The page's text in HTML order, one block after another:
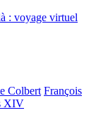
: voyage virtuel
Colbert François
XIV